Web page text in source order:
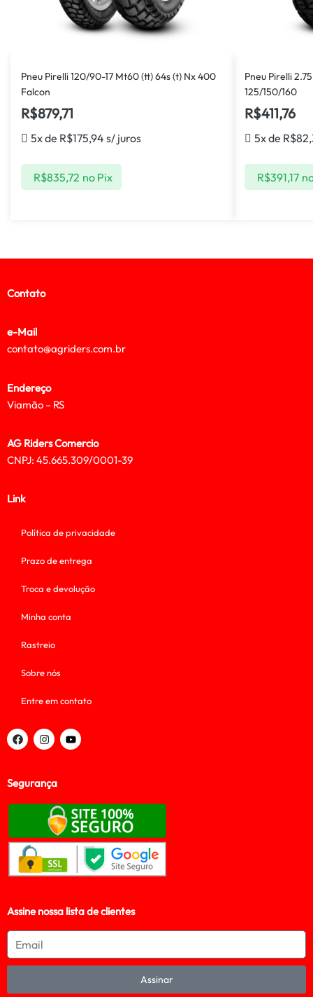
Pneu Pirelli 120/90-17 Mt60 (tt) 64s (t) Nx 400
Falcon
R$879,71
5x de R$175,94 s/ juros
R$835,72 no Pix
Pneu Pirelli
125/150/160
R$411,76
5x de R$
R$391,17
Contato
e-Mail
contato@agriders.com.br
Endereço
Viamão – RS
AG Riders Comercio
CNPJ: 45.665.309/0001-39
Link
Política de privacidade
Prazo de entrega
Troca e devolução
Minha conta
Rastreio
Sobre nós
Entre em contato
Segurança
Assine nossa lista de clientes
Assinar